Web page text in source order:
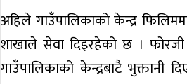
अहिले गाउँपालिकाको केन्द्र
शाखाले सेवा दिइरहेको छ ।
गाउँपालिकाको केन्द्रबाटै भुक्तानी